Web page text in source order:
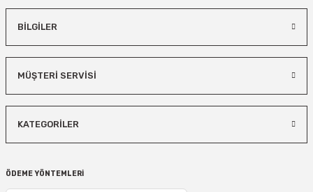
BİLGİLER
MÜŞTERİ SERVİSİ
KATEGORİLER
ÖDEME YÖNTEMLERİ